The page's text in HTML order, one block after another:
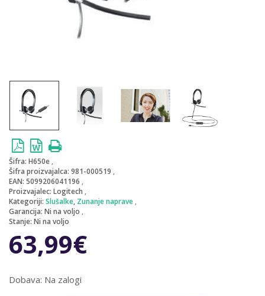
Šifra: H650e
Šifra proizvajalca: 981-000519
EAN: 5099206041196
Proizvajalec: Logitech
Kategoriji: Slušalke, Zunanje naprave
Garancija: Ni na voljo
Stanje: Ni na voljo
63,99€
Dobava: Na zalogi